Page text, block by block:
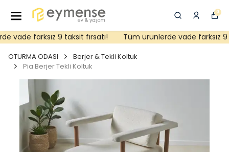
0
vade farksız 9 taksit fırsatı! Tüm ürünlerde vade farksız 9
OTURMA ODASI
Berjer & Tekli Koltuk
Pia Berjer Tekli Koltuk